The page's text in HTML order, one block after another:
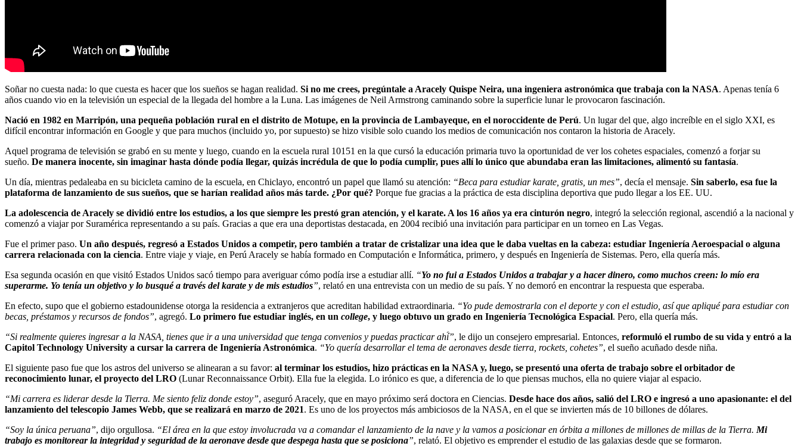
Soñar no cuesta nada: lo que cuesta es hacer que los sueños se hagan realidad. Si no me crees, pregúntale a Aracely Quispe Neira, una ingeniera astronómica que trabaja con la NASA. Apenas tenía 6
años cuando vio en la televisión un especial de la llegada del hombre a la Luna. Las imágenes de Neil Armstrong caminando sobre la superficie lunar le provocaron fascinación.
Nació en 1982 en Marripón, una pequeña población rural en el distrito de Motupe, en la provincia de Lambayeque, en el noroccidente de Perú. Un lugar del que, algo increíble en el siglo XXI, es
difícil encontrar información en Google y que para muchos (incluido yo, por supuesto) se hizo visible solo cuando los medios de comunicación nos contaron la historia de Aracely.
Aquel programa de televisión se grabó en su mente y luego, cuando en la escuela rural 10151 en la que cursó la educación primaria tuvo la oportunidad de ver los cohetes espaciales, comenzó a forjar su
sueño. De manera inocente, sin imaginar hasta dónde podía llegar, quizás incrédula de que lo podía cumplir, pues allí lo único que abundaba eran las limitaciones, alimentó su fantasía.
Un día, mientras pedaleaba en su bicicleta camino de la escuela, en Chiclayo, encontró un papel que llamó su atención: “Beca para estudiar karate, gratis, un mes”, decía el mensaje. Sin saberlo, esa fue la
plataforma de lanzamiento de sus sueños, que se harían realidad años más tarde. ¿Por qué? Porque fue gracias a la práctica de esta disciplina deportiva que pudo llegar a los EE. UU.
La adolescencia de Aracely se dividió entre los estudios, a los que siempre les prestó gran atención, y el karate. A los 16 años ya era cinturón negro, integró la selección regional, ascendió a la nacional y
comenzó a viajar por Suramérica representando a su país. Gracias a que era una deportistas destacada, en 2004 recibió una invitación para participar en un torneo en Las Vegas.
Fue el primer paso. Un año después, regresó a Estados Unidos a competir, pero también a tratar de cristalizar una idea que le daba vueltas en la cabeza: estudiar Ingeniería Aeroespacial o alguna
carrera relacionada con la ciencia. Entre viaje y viaje, en Perú Aracely se había formado en Computación e Informática, primero, y después en Ingeniería de Sistemas. Pero, ella quería más.
Esa segunda ocasión en que visitó Estados Unidos sacó tiempo para averiguar cómo podía irse a estudiar allí. “Yo no fui a Estados Unidos a trabajar y a hacer dinero, como muchos creen: lo mío era
superarme. Yo tenía un objetivo y lo busqué a través del karate y de mis estudios”, relató en una entrevista con un medio de su país. Y no demoró en encontrar la respuesta que esperaba.
En efecto, supo que el gobierno estadounidense otorga la residencia a extranjeros que acreditan habilidad extraordinaria. “Yo pude demostrarla con el deporte y con el estudio, así que apliqué para estudiar con
becas, préstamos y recursos de fondos”, agregó. Lo primero fue estudiar inglés, en un college, y luego obtuvo un grado en Ingeniería Tecnológica Espacial. Pero, ella quería más.
“Si realmente quieres ingresar a la NASA, tienes que ir a una universidad que tenga convenios y puedas practicar ahí́”, le dijo un consejero empresarial. Entonces, reformuló el rumbo de su vida y entró a la
Capitol Technology University a cursar la carrera de Ingeniería Astronómica. “Yo quería desarrollar el tema de aeronaves desde tierra, rockets, cohetes”, el sueño acuñado desde niña.
El siguiente paso fue que los astros del universo se alinearan a su favor: al terminar los estudios, hizo prácticas en la NASA y, luego, se presentó una oferta de trabajo sobre el orbitador de
reconocimiento lunar, el proyecto del LRO (Lunar Reconnaissance Orbit). Ella fue la elegida. Lo irónico es que, a diferencia de lo que piensas muchos, ella no quiere viajar al espacio.
“Mi carrera es liderar desde la Tierra. Me siento feliz donde estoy”, aseguró Aracely, que en mayo próximo será doctora en Ciencias. Desde hace dos años, salió del LRO e ingresó a uno apasionante: el del
lanzamiento del telescopio James Webb, que se realizará en marzo de 2021. Es uno de los proyectos más ambiciosos de la NASA, en el que se invierten más de 10 billones de dólares.
“Soy la única peruana”, dijo orgullosa. “El área en la que estoy involucrada va a comandar el lanzamiento de la nave y la vamos a posicionar en órbita a millones de millones de millas de la Tierra. Mi
trabajo es monitorear la integridad y seguridad de la aeronave desde que despega hasta que se posiciona”, relató. El objetivo es emprender el estudio de las galaxias desde que se formaron.